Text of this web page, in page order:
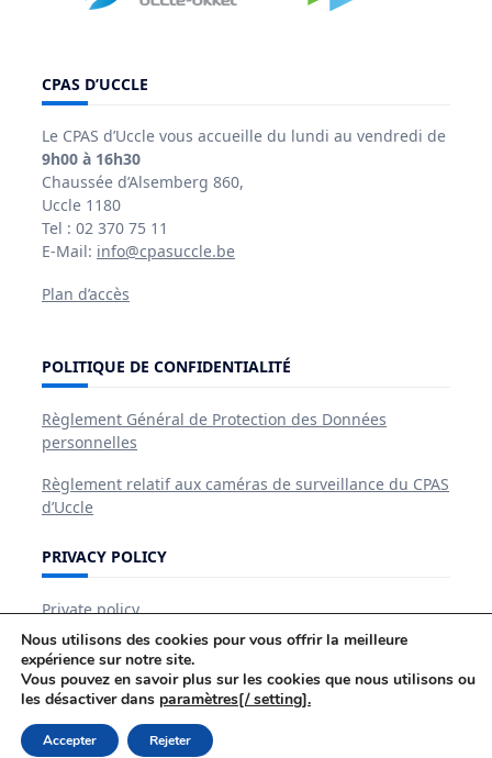
CPAS D’UCCLE
Le CPAS d’Uccle vous accueille du lundi au vendredi de
9h00 à 16h30
Chaussée d’Alsemberg 860,
Uccle 1180
Tel : 02 370 75 11
E-Mail: info@cpasuccle.be
Plan d’accès
POLITIQUE DE CONFIDENTIALITÉ
Règlement Général de Protection des Données
personnelles
Règlement relatif aux caméras de surveillance du CPAS
d’Uccle
PRIVACY POLICY
Private policy
Le CPAS AIDES Et SERVICES
Le CPAS Recrute
Nous utilisons des cookies pour vous offrir la meilleure
expérience sur notre site.
Vous pouvez en savoir plus sur les cookies que nous utilisons ou
les désactiver dans paramètres[/ setting].
Accepter Rejeter